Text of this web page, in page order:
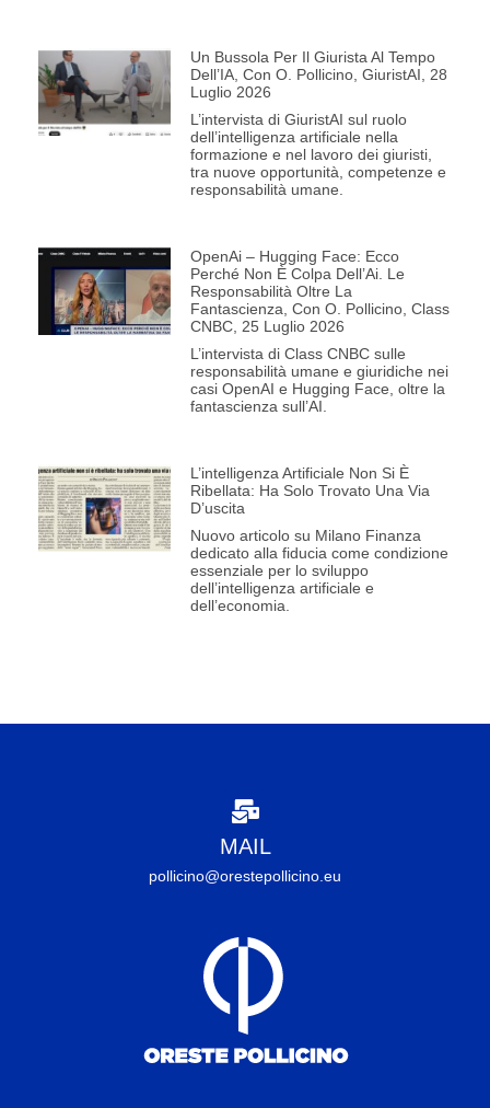
Un Bussola Per Il Giurista Al Tempo
Dell’IA, Con O. Pollicino, GiuristAI, 28
Luglio 2026
L’intervista di GiuristAI sul ruolo
dell’intelligenza artificiale nella
formazione e nel lavoro dei giuristi,
tra nuove opportunità, competenze e
responsabilità umane.
OpenAi – Hugging Face: Ecco
Perché Non È Colpa Dell’Ai. Le
Responsabilità Oltre La
Fantascienza, Con O. Pollicino, Class
CNBC, 25 Luglio 2026
L’intervista di Class CNBC sulle
responsabilità umane e giuridiche nei
casi OpenAI e Hugging Face, oltre la
fantascienza sull’AI.
L’intelligenza Artificiale Non Si È
Ribellata: Ha Solo Trovato Una Via
D’uscita
Nuovo articolo su Milano Finanza
dedicato alla fiducia come condizione
essenziale per lo sviluppo
dell’intelligenza artificiale e
dell’economia.
MAIL
pollicino@orestepollicino.eu